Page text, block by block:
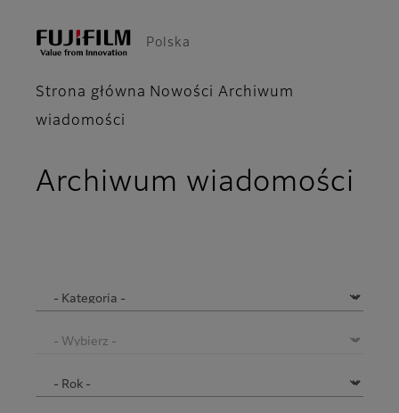
Polska
Strona główna Nowości Archiwum
wiadomości
Archiwum wiadomości